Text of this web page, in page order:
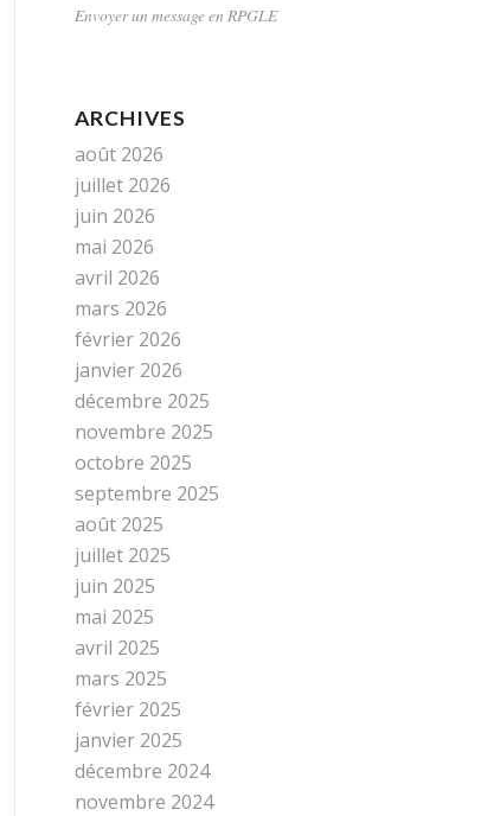
Envoyer un message en RPGLE
ARCHIVES
août 2026
juillet 2026
juin 2026
mai 2026
avril 2026
mars 2026
février 2026
janvier 2026
décembre 2025
novembre 2025
octobre 2025
septembre 2025
août 2025
juillet 2025
juin 2025
mai 2025
avril 2025
mars 2025
février 2025
janvier 2025
décembre 2024
novembre 2024